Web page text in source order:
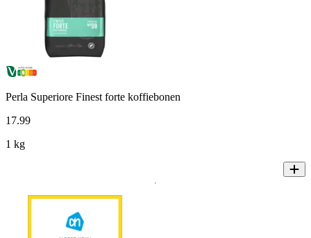
Perla Superiore Finest forte koffiebonen
17.99
1 kg